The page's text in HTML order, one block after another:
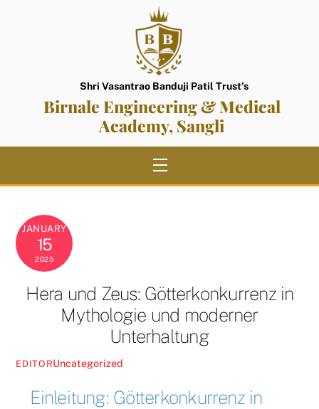
Shri Vasantrao Banduji Patil Trust’s
Birnale Engineering & Medical
Academy, Sangli
Menu
JANUARY
15
2025
Hera und Zeus: Götterkonkurrenz in
Mythologie und moderner
Unterhaltung
EDITORUncategorized
Einleitung: Götterkonkurrenz in